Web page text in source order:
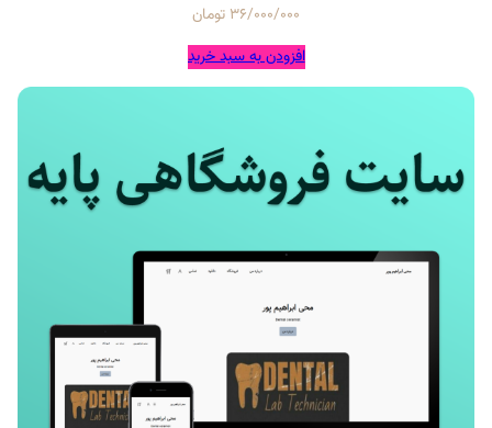
36/000/000 تومان
افزودن به سبد خرید